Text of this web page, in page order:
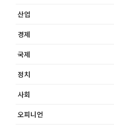
산업
경제
국제
정치
사회
오피니언